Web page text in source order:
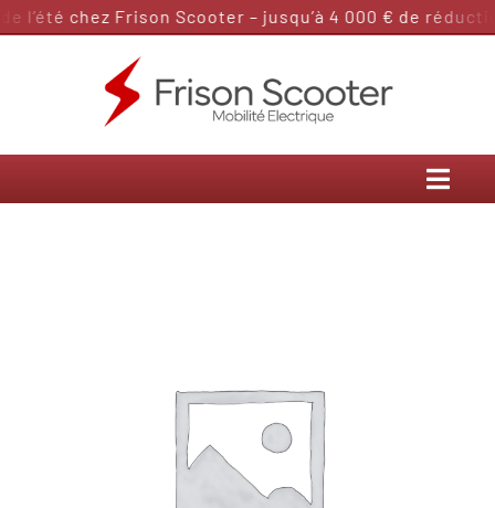
Passer
l’été chez Frison Scooter – jusqu’à 4 000 € de